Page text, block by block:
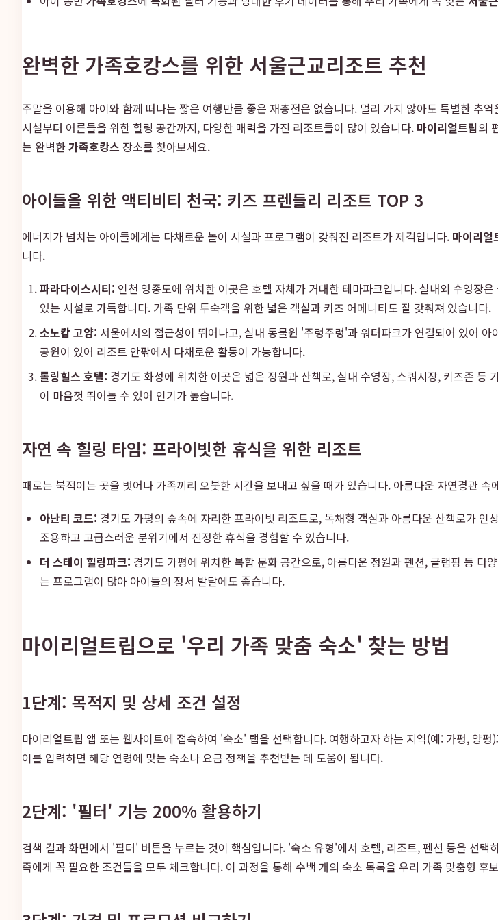
완벽한 가족호캉스를 위한 서울근교리조트 추천
주말을 이용해 아이와 함께 떠나는 짧은 여행만큼 좋은 재충전은 없습니다. 멀리 가지 않아도 특별한 추억
시설부터 어른들을 위한 힐링 공간까지, 다양한 매력을 가진 리조트들이 많이 있습니다. 마이리얼트립의
는 완벽한가족호캉스 장소를 찾아보세요.
아이들을 위한 액티비티 천국: 키즈 프렌들리 리조트 TOP 3
에너지가 넘치는 아이들에게는 다채로운 놀이 시설과 프로그램이 갖춰진 리조트가 제격입니다. 마이리얼
니다.
파라다이스시티: 인천 영종도에 위치한 이곳은 호텔 자체가 거대한 테마파크입니다. 실내외 수영장
있는 시설로 가득합니다. 가족 단위 투숙객을 위한 넓은 객실과 키즈 어메니티도 잘 갖춰져 있습니다.
소노캄 고양: 서울에서의 접근성이 뛰어나고, 실내 동물원 '주렁주렁'과 워터파크가 연결되어 있어
공원이 있어 리조트 안팎에서 다채로운 활동이 가능합니다.
롤링힐스 호텔: 경기도 화성에 위치한 이곳은 넓은 정원과 산책로, 실내 수영장, 스쿼시장, 키즈존
이 마음껏 뛰어놀 수 있어 인기가 높습니다.
자연 속 힐링 타임: 프라이빗한 휴식을 위한 리조트
때로는 북적이는 곳을 벗어나 가족끼리 오붓한 시간을 보내고 싶을 때가 있습니다. 아름다운 자연경관 속
아난티 코드: 경기도 가평의 숲속에 자리한 프라이빗 리조트로, 독채형 객실과 아름다운 산책로가
조용하고 고급스러운 분위기에서 진정한 휴식을 경험할 수 있습니다.
더 스테이 힐링파크: 경기도 가평에 위치한 복합 문화 공간으로, 아름다운 정원과 펜션, 글램핑 등
는 프로그램이 많아 아이들의 정서 발달에도 좋습니다.
마이리얼트립으로 '우리 가족 맞춤 숙소' 찾는 방법
1단계: 목적지 및 상세 조건 설정
마이리얼트립 앱 또는 웹사이트에 접속하여 '숙소' 탭을 선택합니다. 여행하고자 하는 지역(예: 가평, 양
이를 입력하면 해당 연령에 맞는 숙소나 요금 정책을 추천받는 데 도움이 됩니다.
2단계: '필터' 기능 200% 활용하기
검색 결과 화면에서 '필터' 버튼을 누르는 것이 핵심입니다. '숙소 유형'에서 호텔, 리조트, 펜션 등을 선
족에게 꼭 필요한 조건들을 모두 체크합니다. 이 과정을 통해 수백 개의 숙소 목록을 우리 가족 맞춤형 후